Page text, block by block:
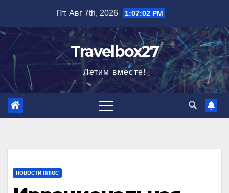
содержимому
Пт. Авг 7th, 2026 1:07:03 PM
Travelbox27
Летим вместе!
НОВОСТИ ПЛЮС